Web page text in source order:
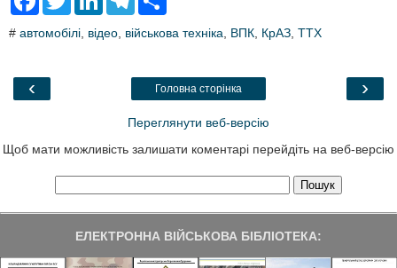
e
o
t
k
e
a
r
# автомобілі відео військова техніка ВПК КрАЗ ТТХ
‹ ›
Головна сторінка
Переглянути веб-версію
Щоб мати можливість залишати коментарі перейдіть на веб-версію
ЕЛЕКТРОННА ВІЙСЬКОВА БІБЛІОТЕКА: